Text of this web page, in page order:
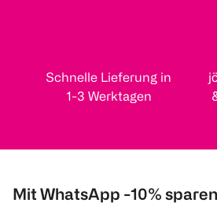
Schnelle Lieferung in
1-3 Werktagen
Mit WhatsApp -10% sparen